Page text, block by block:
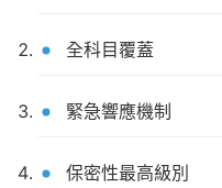
全科目覆蓋
緊急響應機制
保密性最高級別